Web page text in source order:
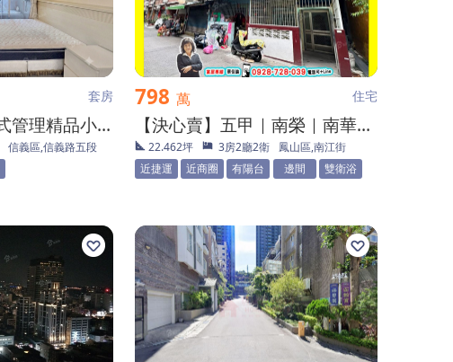
套房
信義計劃區 飯店式管理精品小豪宅
信義區,信義路五段
798 萬 住宅
【決心賣】五甲｜南榮｜南華商圈｜低總價透天二樓
22.462坪 3房2廳2衛
鳳山區,南江街
近捷運
近商圈 有陽台 邊間 雙衛浴